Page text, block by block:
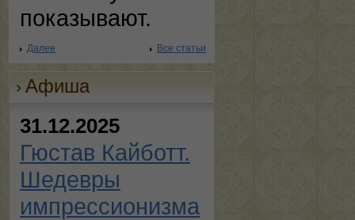
показывают.
Далее Все статьи
Афиша
31.12.2025
Гюстав Кайботт.
Шедевры
импрессионизма